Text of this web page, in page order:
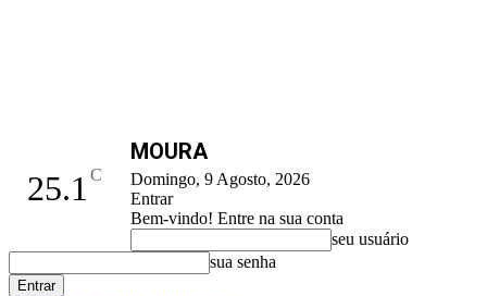
25.1 C
MOURA
Domingo, 9 Agosto, 2026
Entrar
Bem-vindo! Entre na sua conta
seu usuário
sua senha